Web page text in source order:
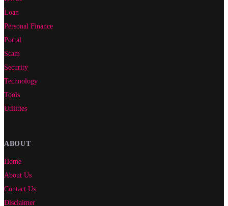
Loan
Personal Finance
Portal
Scam
Security
Technology
Tools
Utilities
ABOUT
Home
About Us
Contact Us
Disclaimer